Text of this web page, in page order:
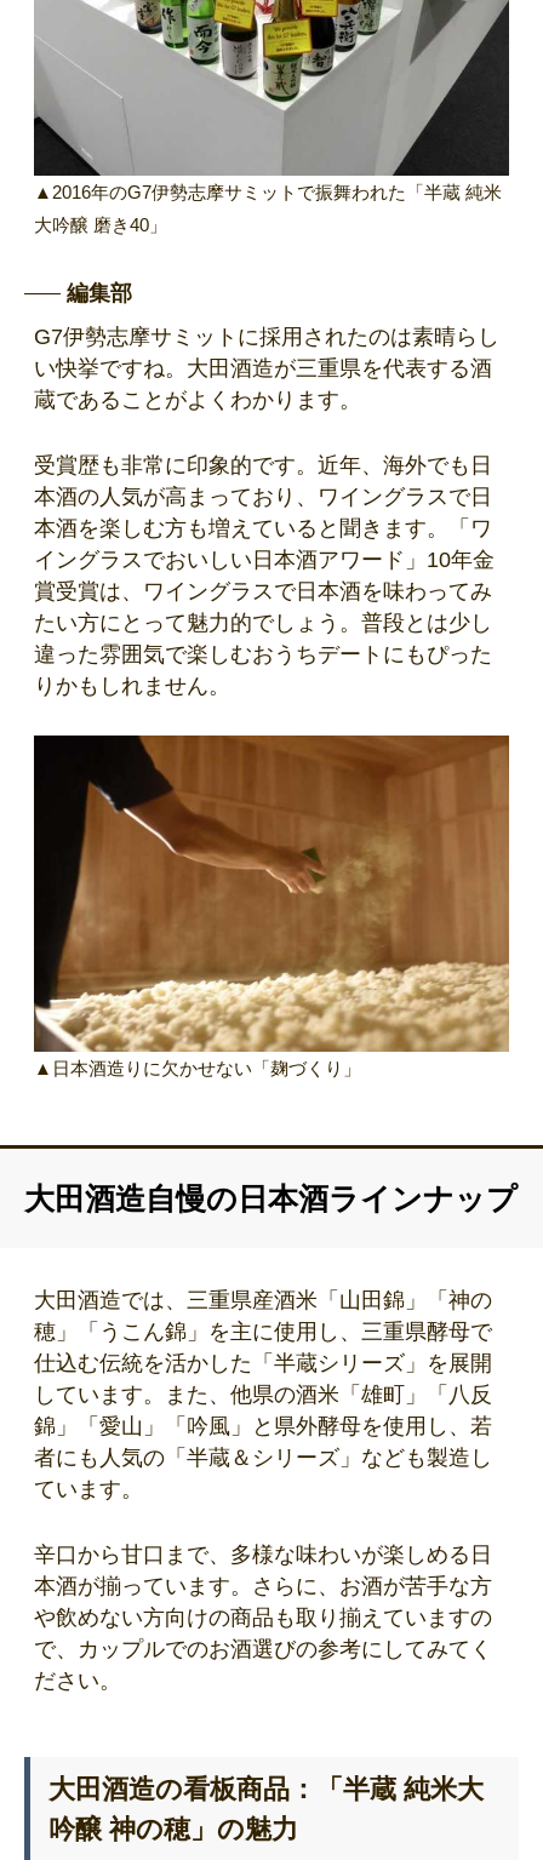
▲2016年のG7伊勢志摩サミットで振舞われた「半蔵 純米
大吟醸 磨き40」
編集部
G7伊勢志摩サミットに採用されたのは素晴らし
い快挙ですね。大田酒造が三重県を代表する酒
蔵であることがよくわかります。
受賞歴も非常に印象的です。近年、海外でも日
本酒の人気が高まっており、ワイングラスで日
本酒を楽しむ方も増えていると聞きます。「ワ
イングラスでおいしい日本酒アワード」10年金
賞受賞は、ワイングラスで日本酒を味わってみ
たい方にとって魅力的でしょう。普段とは少し
違った雰囲気で楽しむおうちデートにもぴった
りかもしれません。
▲日本酒造りに欠かせない「麹づくり 」
大田酒造自慢の日本酒ラインナップ
大田酒造では、三重県産酒米「山田錦」「神の
穂」「うこん錦」を主に使用し、三重県酵母で
仕込む伝統を活かした「半蔵シリーズ」を展開
しています。また、他県の酒米「雄町」「八反
錦」「愛山」「吟風」と県外酵母を使用し、若
者にも人気の「半蔵＆シリーズ」なども製造し
ています。
辛口から甘口まで、多様な味わいが楽しめる日
本酒が揃っています。さらに、お酒が苦手な方
や飲めない方向けの商品も取り揃えていますの
で、カップルでのお酒選びの参考にしてみてく
ださい。
大田酒造の看板商品：「半蔵 純米大
吟醸 神の穂」の魅力